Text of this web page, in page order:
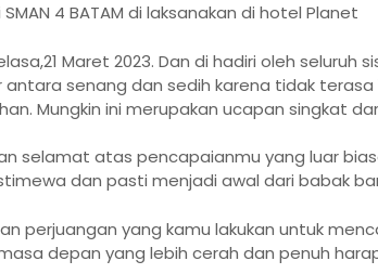
4 BATAM di laksanakan di hotel Planet
Maret 2023. Dan di hadiri oleh seluruh
senang dan sedih karena tidak
Mungkin ini merupakan ucapan singkat
selamat atas pencapaianmu yang luar
dan pasti menjadi awal dari babak
perjuangan yang kamu lakukan untuk
depan yang lebih cerah dan penuh